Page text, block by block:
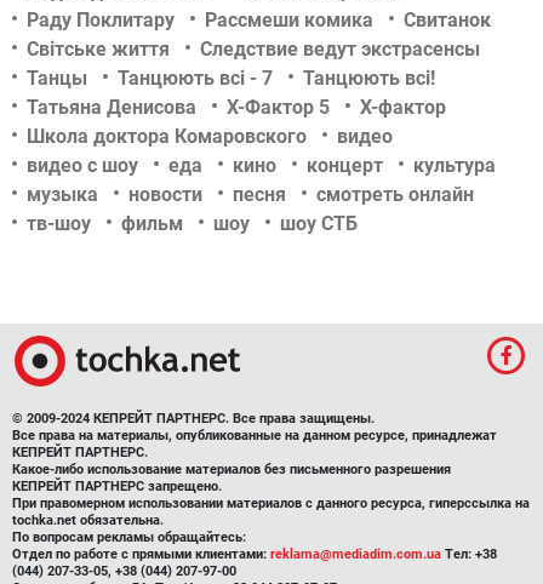
Раду Поклитару
Рассмеши комика
Свитанок
Світське життя
Следствие ведут экстрасенсы
Танцы
Танцюють всі - 7
Танцюють всі!
Татьяна Денисова
Х-Фактор 5
Х-фактор
Школа доктора Комаровского
видео
видео с шоу
еда кино концерт
культура
музыка
новости песня
смотреть онлайн
тв-шоу
фильм шоу шоу СТБ
© 2009-2024 КЕПРЕЙТ ПАРТНЕРС. Все права защищены.
Все права на материалы, опубликованные на данном ресурсе, принадлежат
КЕПРЕЙТ ПАРТНЕРС.
Какое-либо использование материалов без письменного разрешения
КЕПРЕЙТ ПАРТНЕРС запрещено.
При правомерном использовании материалов с данного ресурса, гиперссылка на
tochka.net обязательна.
По вопросам рекламы обращайтесь:
Отдел по работе с прямыми клиентами: reklama@mediadim.com.ua Тел: +38
(044) 207-33-05, +38 (044) 207-97-00